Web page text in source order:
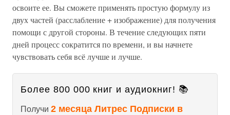
освоите ее. Вы сможете применять простую формулу из
двух частей (расслабление + изображение) для получения
помощи с другой стороны. В течение следующих пяти
дней процесс сократится по времени, и вы начнете
чувствовать себя всё лучше и лучше.
Более 800 000 книг и аудиокниг! 📚
Получи 2 месяца Литрес Подписки в